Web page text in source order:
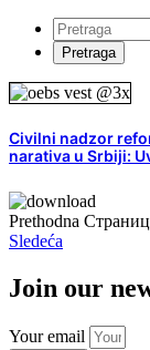
Civilni nadzor
narativa u Srbiji:
Prethodna
Sledeća
Join our
Your email